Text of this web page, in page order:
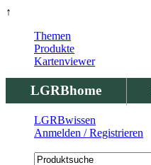
↑
LGRBhome
Themen
Produkte
Kartenviewer
LGRBwissen
Anmelden / Registrieren